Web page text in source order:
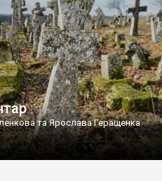
та Ярослава Геращенка